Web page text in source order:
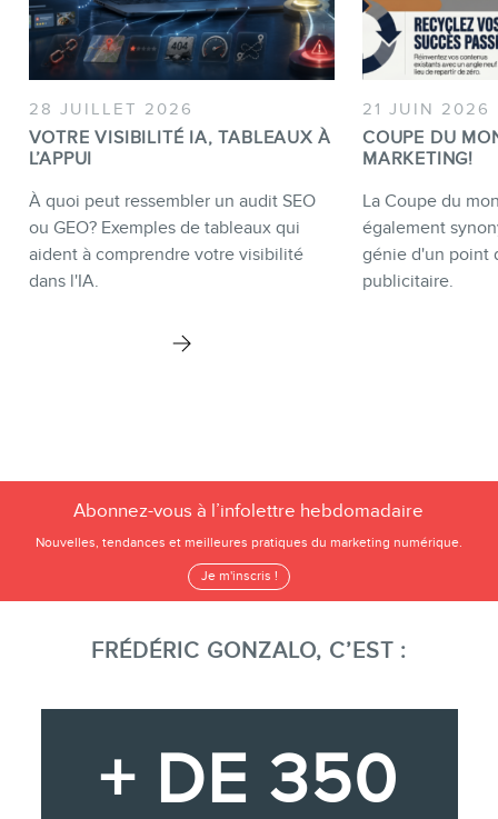
28 JUILLET 2026
VOTRE VISIBILITÉ IA, TABLEAUX À
L’APPUI
À quoi peut ressembler un audit SEO
ou GEO? Exemples de tableaux qui
aident à comprendre votre visibilité
dans l'IA.
21 JUIN 2026
COUPE DU
MARKETING!
La Coupe du
également
génie d'un point
publicitaire.
Abonnez-vous à l’infolettre hebdomadaire
Nouvelles, tendances et meilleures pratiques du marketing numérique.
Je m'inscris !
FRÉDÉRIC GONZALO, C’EST :
+ DE 350